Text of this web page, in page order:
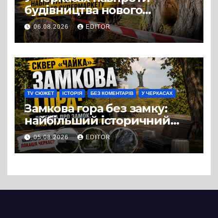
будівництва нового
супермаркету VARUS на
проспекті Перемоги всохли
дерева. І це навряд чи
можна назвати
випадковістю
06.08.2026 EDITOR
TV СЮЖЕТ ІСТОРІЯ БЕЗ КОМЕНТАРІВ У ЧЕРКАСАХ
Замкова гора без замку:
найбільший історичний
міф Черкас
05.08.2026 EDITOR